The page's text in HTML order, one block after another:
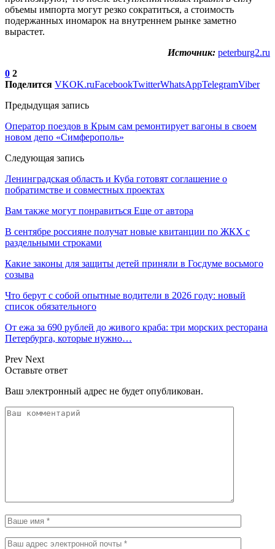
объемы импорта могут резко сократиться, а стоимость
подержанных иномарок на внутреннем рынке заметно
вырастет.
Источник: peterburg2.ru
0 2
Поделится VKOK.ruFacebookTwitterWhatsAppTelegramViber
Предыдущая запись
Оператор поездов в Крым сам ремонтирует вагоны в своем
новом депо «Симферополь»
Следующая запись
Ленинградская область и Куба готовят соглашение о
побратимстве и совместных проектах
Вам также могут понравиться Еще от автора
В сентябре россияне получат новые квитанции по ЖКХ с
раздельными строками
Какие законы для защиты детей приняли в Госдуме восьмого
созыва
Что берут с собой опытные водители в 2026 году: новый
список обязательного
От ежа за 690 рублей до живого краба: три морских ресторана
Петербурга, которые нужно…
Prev Next
Оставьте ответ
Ваш электронный адрес не будет опубликован.